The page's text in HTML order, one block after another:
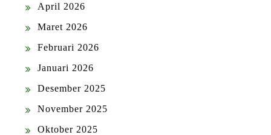
April 2026
Maret 2026
Februari 2026
Januari 2026
Desember 2025
November 2025
Oktober 2025